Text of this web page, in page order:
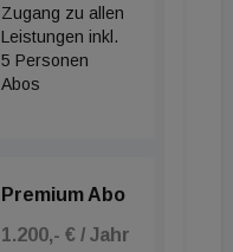
Zugang zu allen
Leistungen inkl.
5 Personen
Abos
Premium Abo
1.200,- € / Jahr